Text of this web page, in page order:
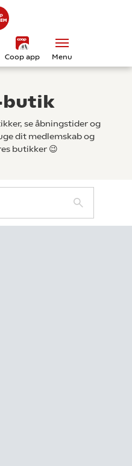
Coop app Menu
butik
se åbningstider og
dit medlemskab og
butikker 😉